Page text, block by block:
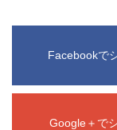
Facebookで
Google＋で